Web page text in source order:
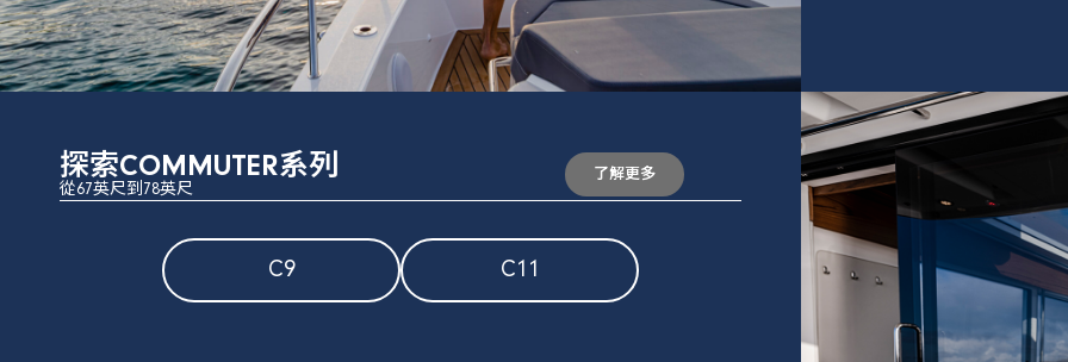
探索COMMUTER系列
從67英尺到78英尺
了解更多
C9 C11